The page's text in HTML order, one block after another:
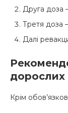
Друга доза
Третя доза
Далі
дорослих
Крім